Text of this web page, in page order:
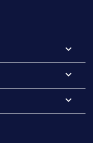
keyboard_arrow_down

